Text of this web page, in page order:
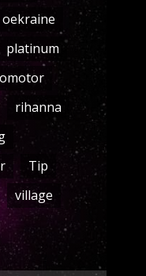
oekraine
platinum
rihanna
Tip
village